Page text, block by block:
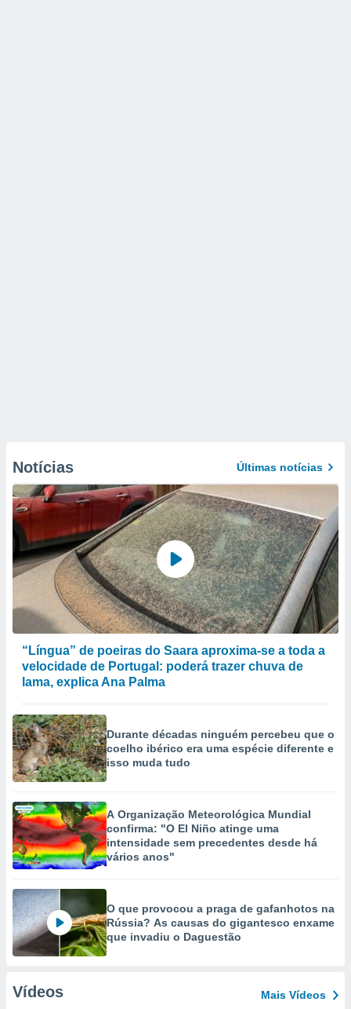
Notícias Últimas notícias
“Língua” de poeiras do Saara aproxima-se a toda a
velocidade de Portugal: poderá trazer chuva de
lama, explica Ana Palma
Durante décadas ninguém percebeu que o
coelho ibérico era uma espécie diferente e
isso muda tudo
A Organização Meteorológica Mundial
confirma: "O El Niño atinge uma
intensidade sem precedentes desde há
vários anos"
O que provocou a praga de gafanhotos na
Rússia? As causas do gigantesco enxame
que invadiu o Daguestão
Vídeos Mais Vídeos